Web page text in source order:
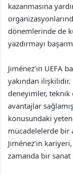
kazanmasına
dönemlerinde de
yazdırmayı
Jiménez’in UEFA
yakından
deneyimler,
avantajlar
konusundaki
mücadelelerde bir
Jiménez’in
zamanda bir